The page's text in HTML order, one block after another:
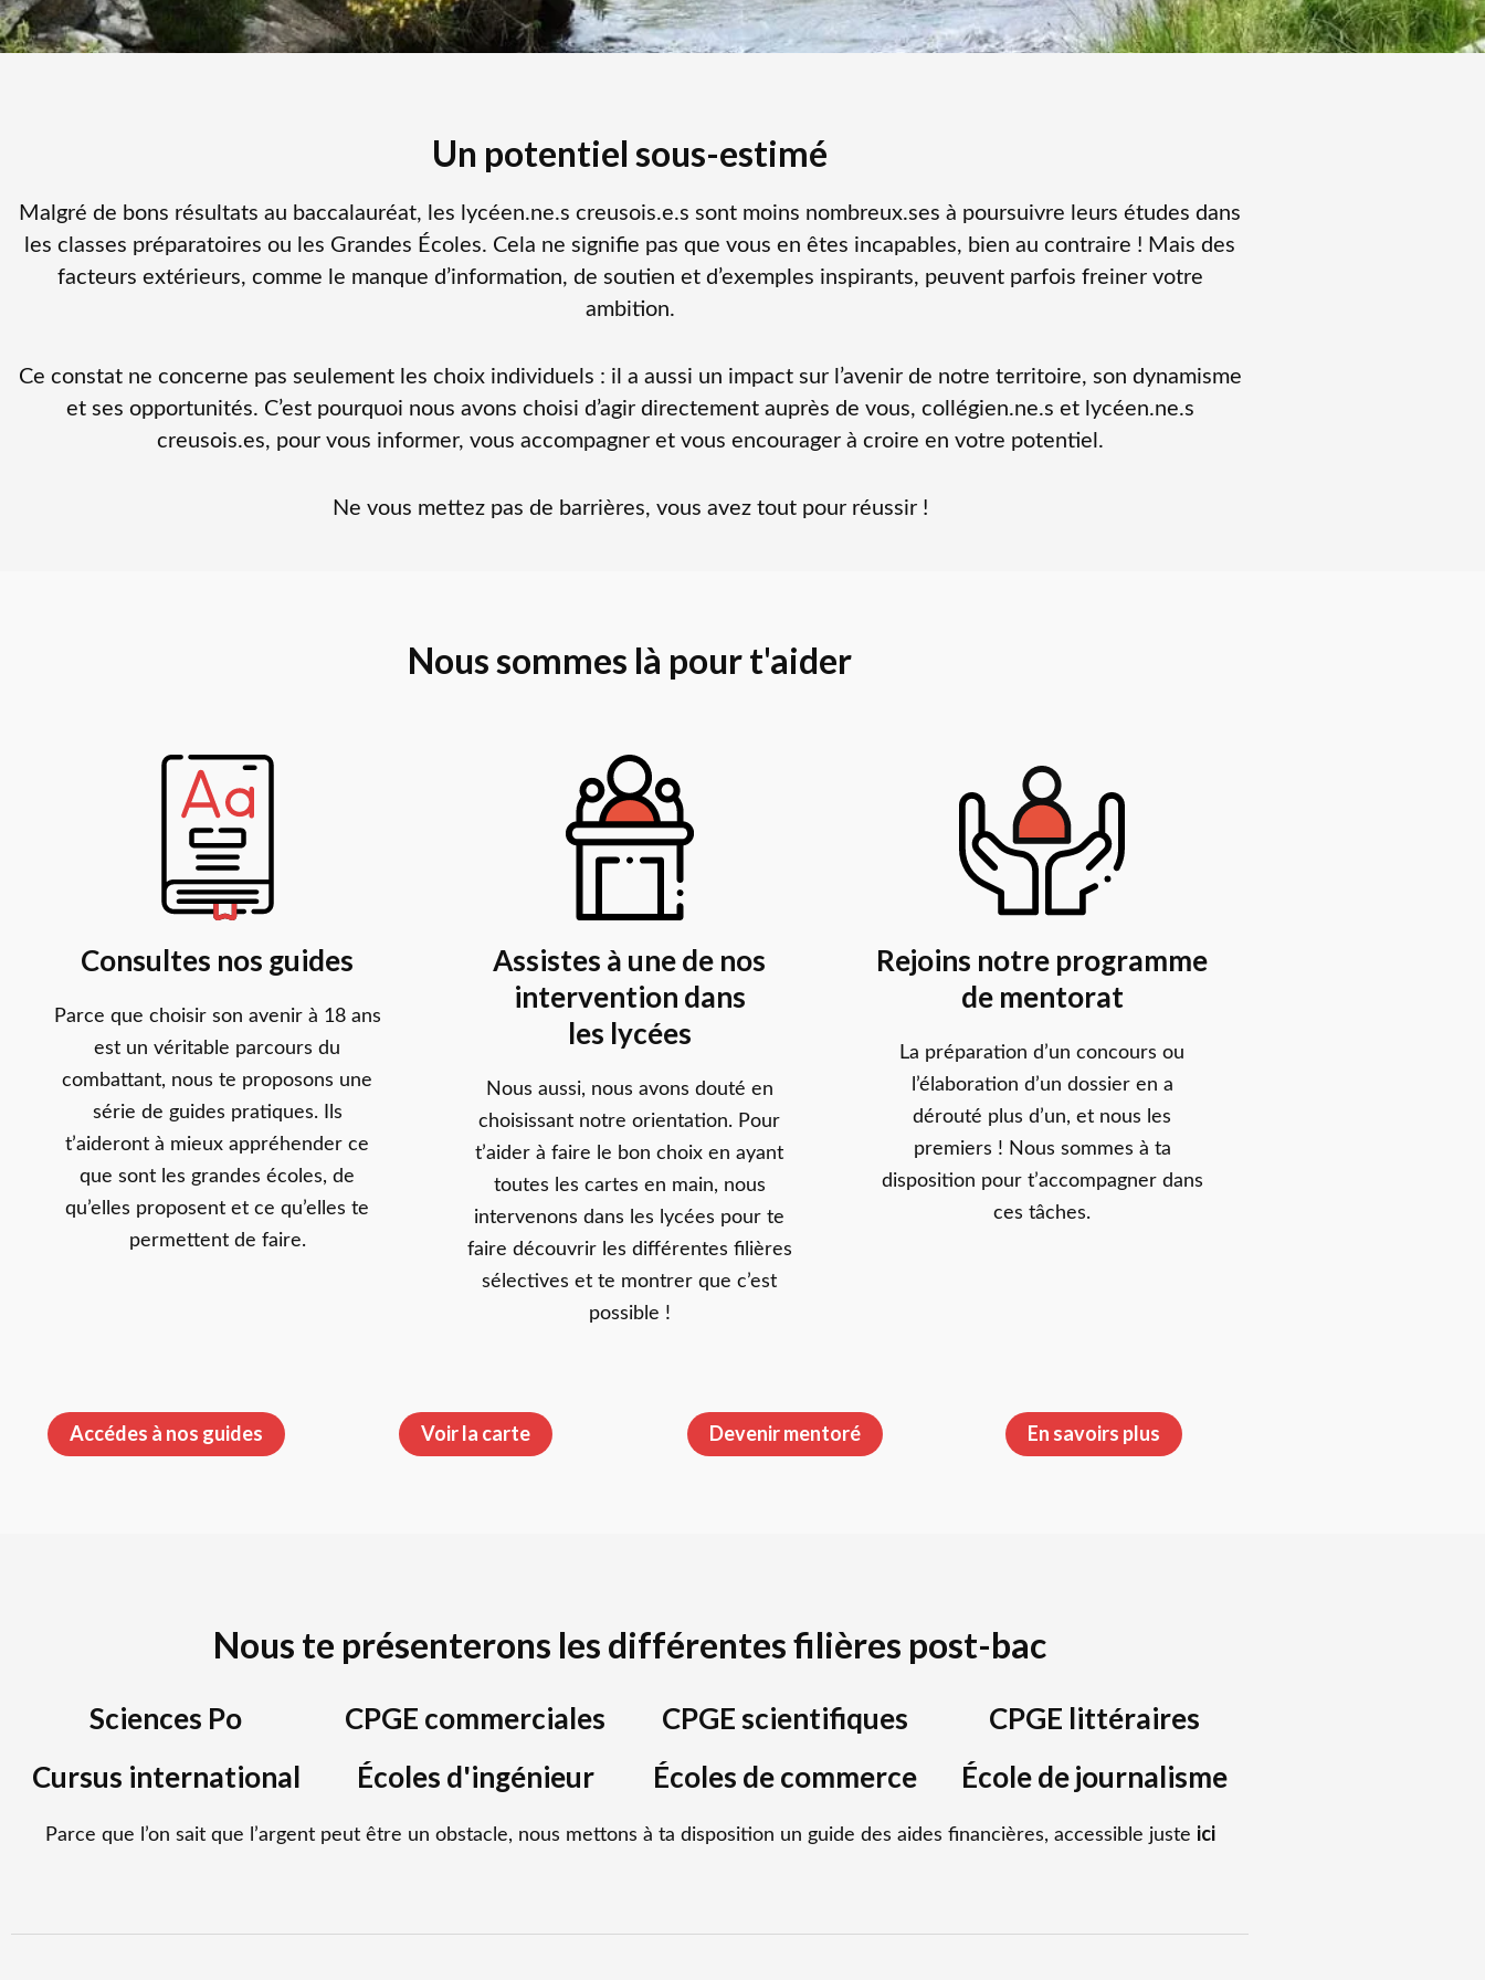
Un potentiel sous-estimé
Malgré de bons résultats au baccalauréat, les lycéen.ne.s creusois.e.s sont moins nombreux.ses à poursuivre leurs études dans
les classes préparatoires ou les Grandes Écoles. Cela ne signifie pas que vous en êtes incapables, bien au contraire ! Mais des
facteurs extérieurs, comme le manque d’information, de soutien et d’exemples inspirants, peuvent parfois freiner votre
ambition.
Ce constat ne concerne pas seulement les choix individuels : il a aussi un impact sur l’avenir de notre territoire, son dynamisme
et ses opportunités. C’est pourquoi nous avons choisi d’agir directement auprès de vous, collégien.ne.s et lycéen.ne.s
creusois.es, pour vous informer, vous accompagner et vous encourager à croire en votre potentiel.
Ne vous mettez pas de barrières, vous avez tout pour réussir !
Nous sommes là pourt'aider
Consultes nos guides
Parce que choisir son avenir à 18 ans
est un véritable parcours du
combattant, nous te proposons une
série de guides pratiques. Ils
t’aideront à mieux appréhender ce
que sont les grandes écoles, de
qu’elles proposent et ce qu’elles te
permettent de faire.
Assistes à une de nos
intervention dans
les lycées
Nous aussi, nous avons douté en
choisissant notre orientation. Pour
t’aider à faire le bon choix en ayant
toutes les cartes en main, nous
intervenons dans les lycées pour te
faire découvrir les différentes filières
sélectives et te montrer que c’est
possible !
Rejoins notre programme
de mentorat
La préparation d’un concours ou
l’élaboration d’un dossier en a
dérouté plus d’un, et nous les
premiers ! Nous sommes à ta
disposition pour t’accompagner dans
ces tâches.
Accédes à nos guides Voir la carte Devenir mentoré En savoirs plus
Nous te présenterons les différentesfilières post-bac
Sciences Po CPGE commerciales CPGE scientifiques
CPGE littéraires
Cursus international
Écoles d'ingénieur Écoles de commerce École de journalisme
Parce que l’on sait que l’argent peut être un obstacle, nous mettons à ta disposition un guide des aides financières, accessible juste ici